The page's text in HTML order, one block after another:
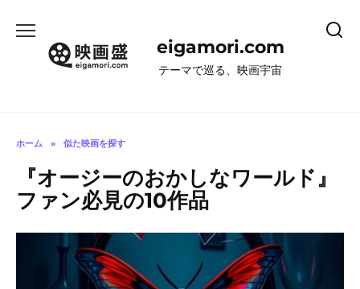
eigamori.com
テーマで巡る、映画宇宙
ホーム » 似た映画を探す
『オージーのおかしなワールド』
ファン必見の10作品